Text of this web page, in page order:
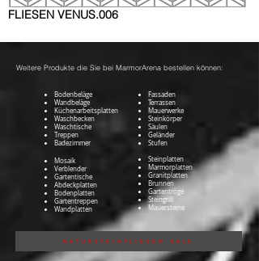
FLIESEN VENUS.006
Weitere Produkte die Sie bei MarmorArena bestellen können:
Bodenbeläge
Wandbeläge
Küchenarbeitsplatten
Waschbecken
Waschtische
Treppen
Badezimmer
Fassaden
Terrassen
Mauerwerke
Steinkörper
Säulen
Geländer
Stufen
Steinplatten
Marmorplatten
Granitplatten
Brunnen
Gartentröge
Steingrill
Mauersteine
Mosaik
Verblender
Gartentische
Abdeckplatten
Bodenplatten
Gartentreppen
Wandplatten
NATURSTEINFLIESEN SALE